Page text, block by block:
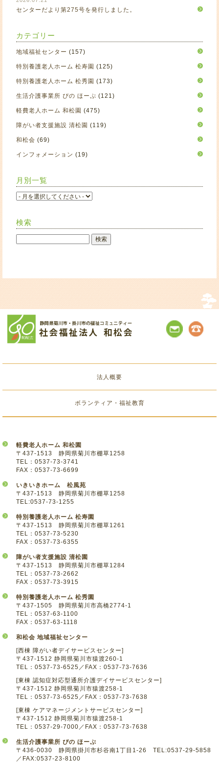
センターだより第275号を発行しました。
カテゴリー
地域福祉センター (157)
特別養護老人ホーム 松寿園 (125)
特別養護老人ホーム 松秀園 (173)
生活介護事業所 ぴの ほーぷ (121)
軽費老人ホーム 和松園 (475)
障がい者支援施設 清松園 (119)
和松会 (69)
インフォメーション (19)
月別一覧
検索
法人概要
ボランティア・福祉教育
軽費老人ホーム 和松園
〒437-1513 静岡県菊川市棚草1258
TEL：0537-73-3741
FAX：0537-73-6699
いきいきホーム 松風苑
〒437-1513 静岡県菊川市棚草1258
TEL:0537-73-1255
特別養護老人ホーム 松寿園
〒437-1513 静岡県菊川市棚草1261
TEL：0537-73-5230
FAX：0537-73-6355
障がい者支援施設 清松園
〒437-1513 静岡県菊川市棚草1284
TEL：0537-73-2662
FAX：0537-73-3915
特別養護老人ホーム 松秀園
〒437-1505 静岡県菊川市高橋2774-1
TEL：0537-63-1100
FAX：0537-63-1118
和松会 地域福祉センター
[西棟 障がい者デイサービスセンター]
〒437-1512 静岡県菊川市猿渡260-1
TEL：0537-73-6525／FAX：0537-73-7636
[東棟 認知症対応型通所介護デイサービスセンター]
〒437-1512 静岡県菊川市猿渡258-1
TEL：0537-73-6525／FAX：0537-73-7638
[東棟 ケアマネージメントサービスセンター]
〒437-1512 静岡県菊川市猿渡258-1
TEL：0537-29-7000／FAX：0537-73-7638
生活介護事業所 ぴの ほーぷ
〒436-0030 静岡県掛川市杉谷南1丁目1-26 TEL:0537-29-5858
／FAX:0537-23-8100